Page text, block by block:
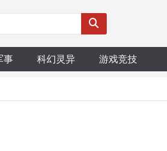
事 科幻灵异 游戏竞技